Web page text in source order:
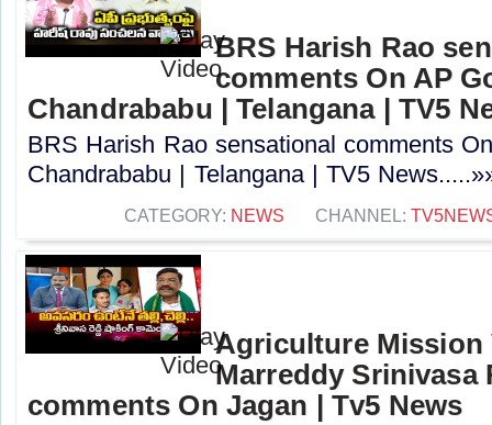
BRS Harish Rao
comments On AP
Chandrababu | Telangana | TV5
BRS Harish Rao sensational comments
Chandrababu | Telangana | TV5
CATEGORY: NEWS CHANNEL:
Agriculture Mission
Marreddy Srinivasa
comments On Jagan | Tv5 News